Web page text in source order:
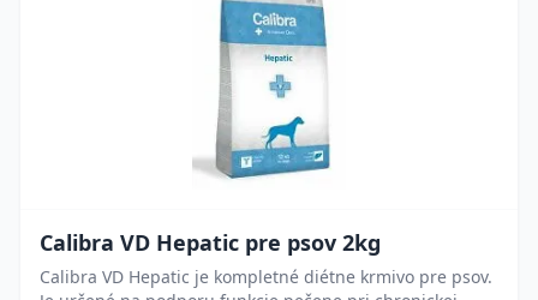
Calibra VD Hepatic pre psov 2kg
Calibra VD Hepatic je kompletné diétne krmivo pre psov.